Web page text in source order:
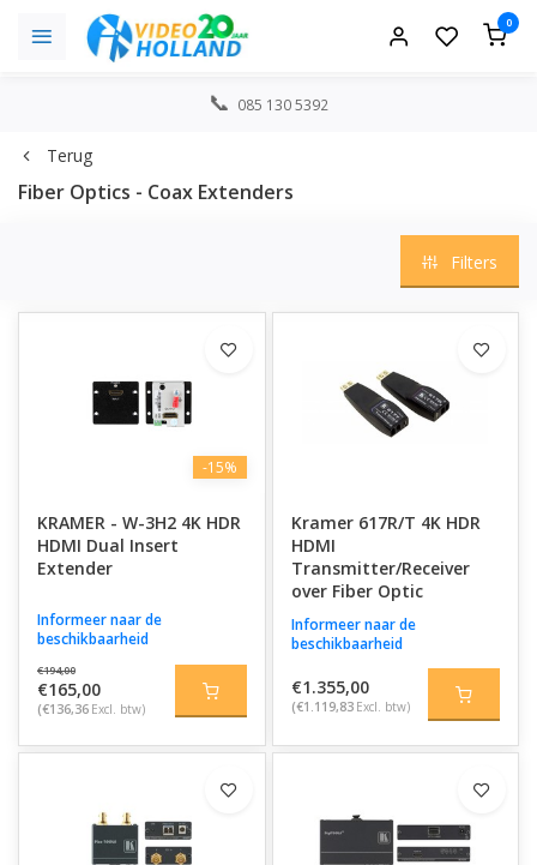
0
085 130 5392
Terug
Fiber Optics - Coax Extenders
Filters
-15%
KRAMER - W-3H2 4K HDR
HDMI Dual Insert
Extender
Informeer naar de
beschikbaarheid
€194,00
€165,00
(€136,36 Excl. btw)
Kramer 617R/T 4K HDR
HDMI
Transmitter/Receiver
over Fiber Optic
Informeer naar de
beschikbaarheid
€1.355,00
(€1.119,83 Excl. btw)